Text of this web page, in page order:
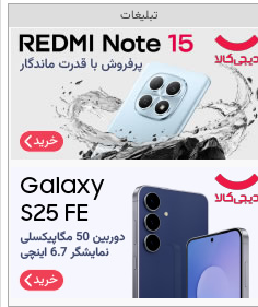
تبلیغات